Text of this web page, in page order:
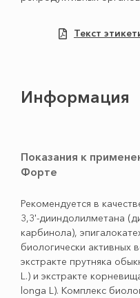
Текст
Информация
Показания к
Форте
Рекомендуется в
3,3'-дииндолилметана
карбинола),
биологически активных
экстракте прутняка
L.) и экстракте
longa L). Комплекс